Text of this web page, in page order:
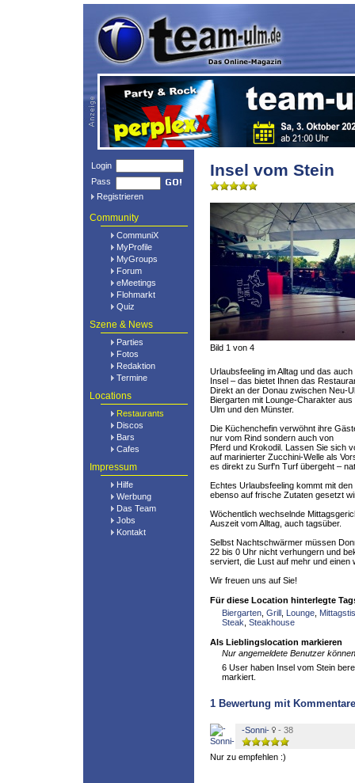
Login
Pass
Registrieren
Community
CommuniX
MyProfile
MyGroups
Forum
eMeetings
Flohmarkt
Quiz
Szene & News
Parties
Fotos
Redaktion
Termine
Locations
Restaurants
Discos
Bars
Cafes
Impressum
Hilfe
Werbung
Das Team
Jobs
Kontakt
Insel vom Stein
Bild 1 von 4
Urlaubsfeeling im Alltag und das
Insel – das bietet Ihnen das
Direkt an der Donau zwischen Neu-
Biergarten mit Lounge-Charakter
Ulm und den Münster.
Die Küchenchefin verwöhnt ihre
nur vom Rind sondern auch von
Pferd und Krokodil. Lassen Sie sich
auf marinierter Zucchini-Welle als
es direkt zu Surf'n Turf übergeht –
Echtes Urlaubsfeeling kommt mit
ebenso auf frische Zutaten gesetzt
Wöchentlich wechselnde
Auszeit vom Alltag, auch tagsüber.
Selbst Nachtschwärmer müssen
22 bis 0 Uhr nicht verhungern und
serviert, die Lust auf mehr und einen
Wir freuen uns auf Sie!
Für diese Location hinterlegte
Biergarten Grill Lounge
Steak Steakhouse
Als Lieblingslocation markieren
Nur angemeldete Benutzer
6 User haben Insel vom Stein
markiert.
1 Bewertung mit
-Sonni- - 38
Nur zu empfehlen :)